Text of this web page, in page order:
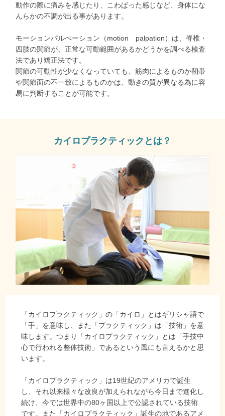
動作の際に痛みを感じたり、こわばった感じなど、身体にな
んらかの不調が出る事があります。
モーションパルぺーション（motion palpation）は、脊椎・
四肢の関節が、正常な可動範囲があるかどうかを調べる検査
法であり矯正法です。
関節の可動性が少なくなっていても、筋肉によるものか靭帯
や関節面の不一致によるものかは、動きの質が異なる為に容
易に判断することが可能です。
カイロプラクティックとは？
「カイロプラクティック」の「カイロ」とはギリシャ語で
「手」を意味し、また「プラクティック」は「技術」を意
味します。つまり「カイロプラクティック」とは「手技中
心で行われる整体技術」であるという風にも言えるかと思
います。
「カイロプラクティック」は19世紀のアメリカで誕生
し、それ以来様々な改良が加えられながら今日まで進化し
続け、今では世界中の80ヶ国以上で公認されている技術
です。また「カイロプラクティック」誕生の地であるアメ